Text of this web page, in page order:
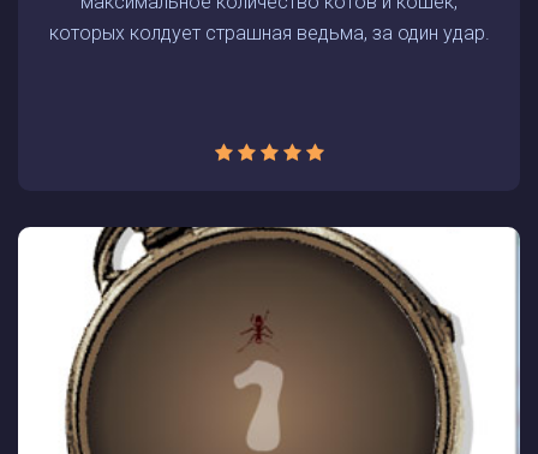
которых колдует страшная ведьма, за один удар.